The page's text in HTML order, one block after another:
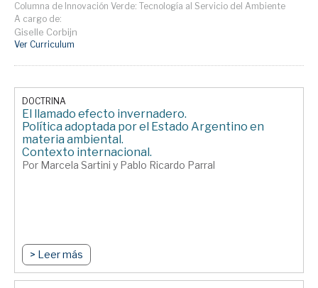
Columna de Innovación Verde: Tecnología al Servicio del Ambiente
A cargo de:
Giselle Corbijn
Ver Curriculum
DOCTRINA
El llamado efecto invernadero.
Política adoptada por el Estado Argentino en
materia ambiental.
Contexto internacional.
Por Marcela Sartini y Pablo Ricardo Parral
> Leer más